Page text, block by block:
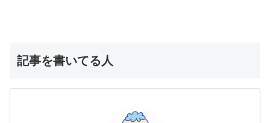
記事を書いてる人